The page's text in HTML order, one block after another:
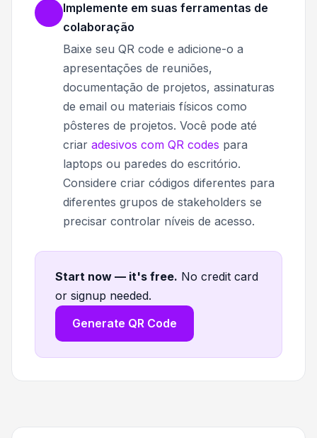
Implemente em suas ferramentas de
colaboração
Baixe seu QR code e adicione-o a
apresentações de reuniões,
documentação de projetos, assinaturas
de email ou materiais físicos como
pôsteres de projetos. Você pode até
criar adesivos com QR codes para
laptops ou paredes do escritório.
Considere criar códigos diferentes para
diferentes grupos de stakeholders se
precisar controlar níveis de acesso.
Start now — it's free. No credit card
or signup needed.
Generate QR Code